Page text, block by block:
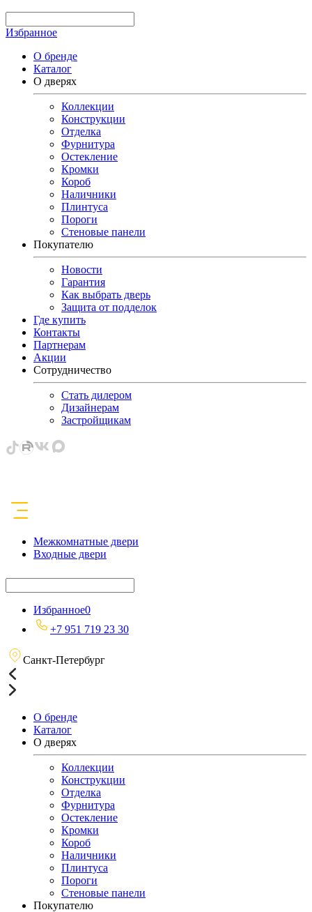
Избранное
О бренде
Каталог
О дверях
Коллекции
Конструкции
Отделка
Фурнитура
Остекление
Кромки
Короб
Наличники
Плинтуса
Пороги
Стеновые панели
Покупателю
Новости
Гарантия
Как выбрать дверь
Защита от подделок
Где купить
Контакты
Партнерам
Акции
Сотрудничество
Стать дилером
Дизайнерам
Застройщикам
Межкомнатные двери
Входные двери
Избранное0
+7 951 719 23 30
Санкт-Петербург
О бренде
Каталог
О дверях
Коллекции
Конструкции
Отделка
Фурнитура
Остекление
Кромки
Короб
Наличники
Плинтуса
Пороги
Стеновые панели
Покупателю